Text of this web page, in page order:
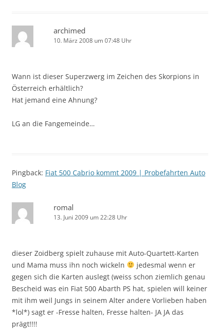
archimed
10. März 2008 um 07:48 Uhr
Wann ist dieser Superzwerg im Zeichen des Skorpions in
Österreich erhältlich?
Hat jemand eine Ahnung?
LG an die Fangemeinde…
Pingback: Fiat 500 Cabrio kommt 2009 | Probefahrten Auto
Blog
romal
13. Juni 2009 um 22:28 Uhr
dieser Zoidberg spielt zuhause mit Auto-Quartett-Karten
und Mama muss ihn noch wickeln
jedesmal wenn er
gegen sich die Karten auslegt (weiss schon ziemlich genau
Bescheid was ein Fiat 500 Abarth PS hat, spielen will keiner
mit ihm weil Jungs in seinem Alter andere Vorlieben haben
*lol*) sagt er -Fresse halten, Fresse halten- JA JA das
prägt!!!!